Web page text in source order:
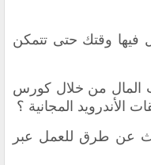
وقتك حتى تتمكن
من خلال كورس
الأندرويد المجانية ؟
عن طرق للعمل عبر